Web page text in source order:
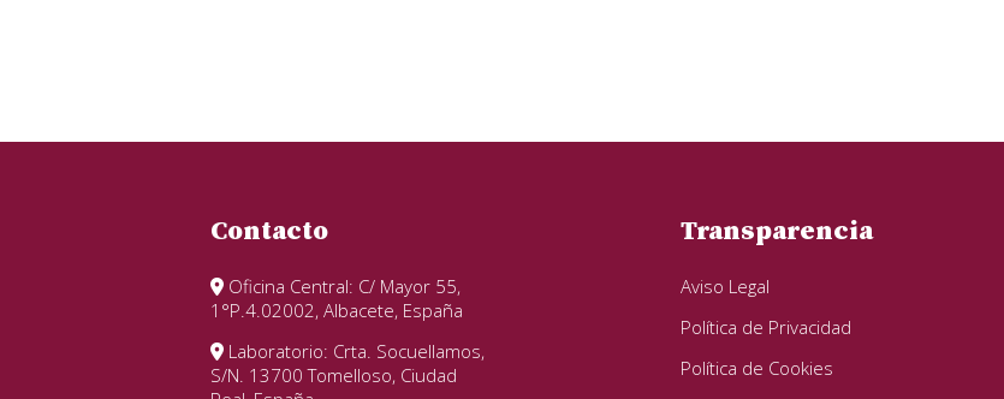
Contacto
Oficina Central: C/ Mayor 55,
1°P.4.02002, Albacete, España
Laboratorio: Crta. Socuellamos,
S/N. 13700 Tomelloso, Ciudad
Transparencia
Aviso Legal
Política de Privacidad
Política de Cookies